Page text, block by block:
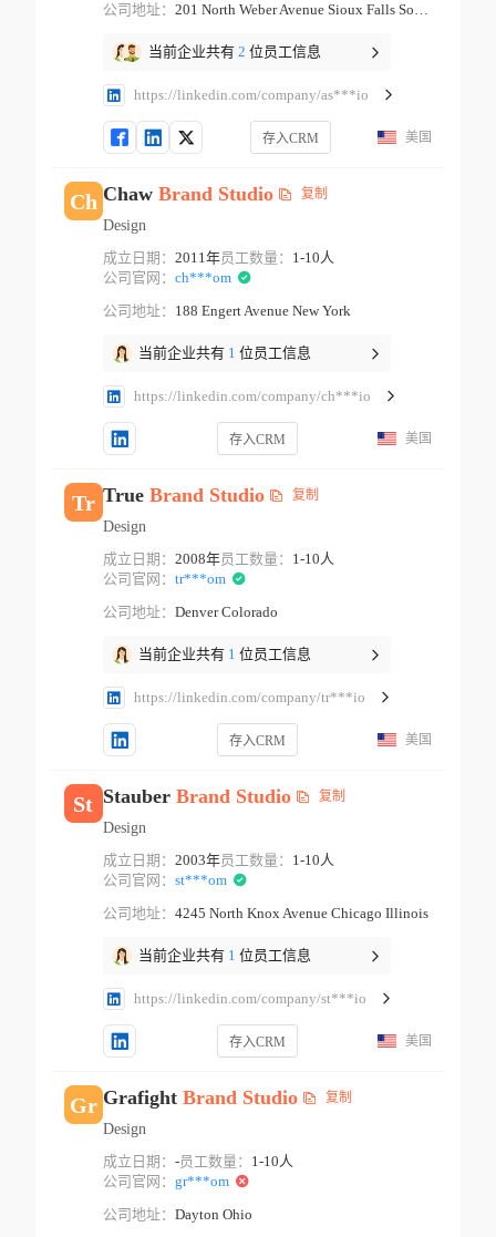
公司地址：
201 North Weber Avenue Sioux Falls South Dakota
当前企业共有 2 位员工信息
https://linkedin.com/company/as***io
存入CRM 美国
Ch Chaw Brand Studio 复制
Design
成立日期： 2011年员工数量： 1-10人
公司官网： ch***om
公司地址： 188 Engert Avenue New York
当前企业共有 1 位员工信息
https://linkedin.com/company/ch***io
存入CRM 美国
Tr True Brand Studio 复制
Design
成立日期： 2008年员工数量： 1-10人
公司官网： tr***om
公司地址： Denver Colorado
当前企业共有 1 位员工信息
https://linkedin.com/company/tr***io
存入CRM 美国
St Stauber Brand Studio 复制
Design
成立日期： 2003年员工数量： 1-10人
公司官网： st***om
公司地址： 4245 North Knox Avenue Chicago Illinois
当前企业共有 1 位员工信息
https://linkedin.com/company/st***io
存入CRM 美国
Gr Grafight Brand Studio 复制
Design
成立日期： -员工数量： 1-10人
公司官网： gr***om
公司地址： Dayton Ohio